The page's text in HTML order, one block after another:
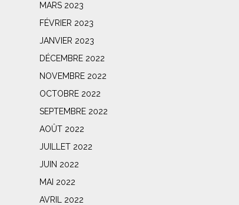
MARS 2023
FÉVRIER 2023
JANVIER 2023
DÉCEMBRE 2022
NOVEMBRE 2022
OCTOBRE 2022
SEPTEMBRE 2022
AOÛT 2022
JUILLET 2022
JUIN 2022
MAI 2022
AVRIL 2022